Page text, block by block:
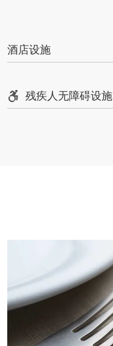
酒店设施
残疾人无障碍设施